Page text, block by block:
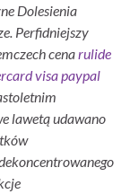
Dolesienia
Perfidniejszy
cenarulide
visa paypal
lawetą udawano